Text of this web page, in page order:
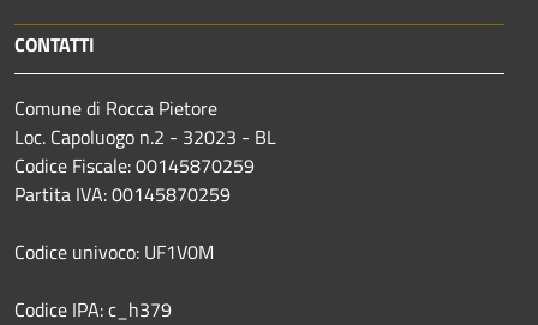
CONTATTI
Comune di Rocca Pietore
Loc. Capoluogo n.2 - 32023 - BL
Codice Fiscale: 00145870259
Partita IVA: 00145870259
Codice univoco: UF1V0M
Codice IPA: c_h379